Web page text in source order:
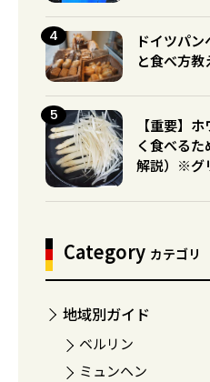
ドイツパ
と食べ方教
【重要】
く食べる
解説）※グ
Category カテゴリ
地域別ガイド
ベルリン
ミュンヘン